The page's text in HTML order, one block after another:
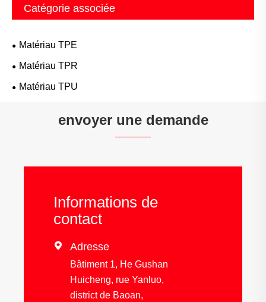
Catégorie associée
Matériau TPE
Matériau TPR
Matériau TPU
envoyer une demande
Informations de
contact
 Adresse
Bâtiment 1, He Gushan
Huicheng, rue Yanluo,
district de Baoan,